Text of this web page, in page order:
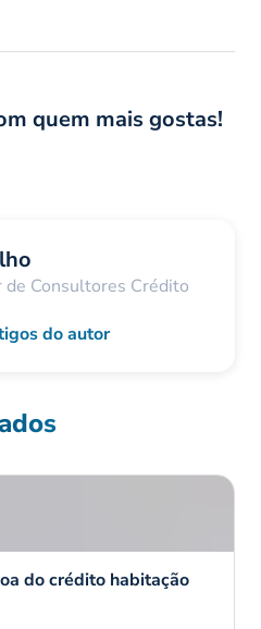
quem mais gostas!
de Consultores Crédito
do autor
do crédito habitação